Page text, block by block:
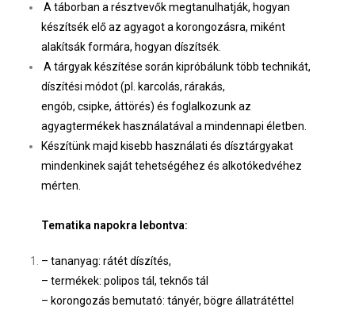
A táborban a résztvevők megtanulhatják, hogyan
készítsék elő az agyagot a korongozásra, miként
alakítsák formára, hogyan díszítsék.
A tárgyak készítése során kipróbálunk több technikát,
díszítési módot (pl. karcolás, rárakás,
engób, csipke, áttörés) és foglalkozunk az
agyagtermékek használatával a mindennapi életben.
Készítünk majd kisebb használati és dísztárgyakat
mindenkinek saját tehetségéhez és alkotókedvéhez
mérten.
Tematika napokra lebontva:
– tananyag: rátét díszítés,
– termékek: polipos tál, teknős tál
– korongozás bemutató: tányér, bögre állatrátéttel